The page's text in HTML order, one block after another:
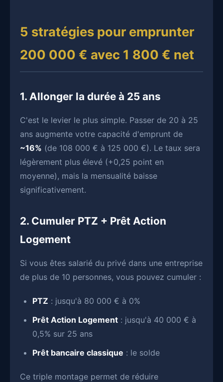
5 stratégies pour emprunter
200 000 € avec 1 800 € net
1. Allonger la durée à 25 ans
C'est le levier le plus simple. Passer de 20 à 25
ans augmente votre capacité d'emprunt de
~16% (de 108 000 € à 125 000 €). Le taux sera
légèrement plus élevé (+0,25 point en
moyenne), mais la mensualité baisse
significativement.
2. Cumuler PTZ + Prêt Action
Logement
Si vous êtes salarié du privé dans une entreprise
de plus de 10 personnes, vous pouvez cumuler :
PTZ : jusqu'à 80 000 € à 0%
Prêt Action Logement : jusqu'à 40 000 € à
0,5% sur 25 ans
Prêt bancaire classique : le solde
Ce triple montage permet de réduire